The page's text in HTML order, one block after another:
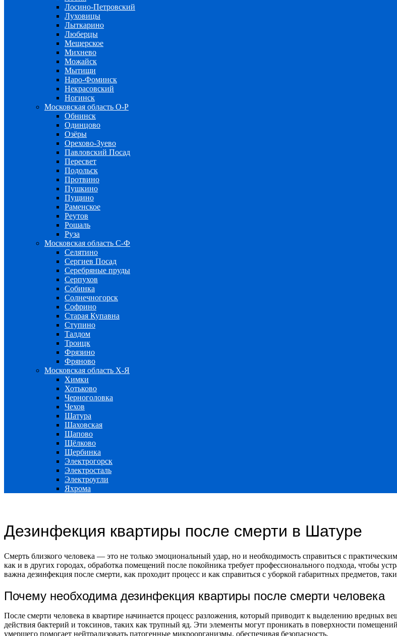
Лосино-Петровский
Луховицы
Лыткарино
Люберцы
Мещерское
Михнево
Можайск
Мытищи
Наро-Фоминск
Некрасовский
Ногинск
Московская область О-Р
Обнинск
Одинцово
Озёры
Орехово-Зуево
Павловский Посад
Пересвет
Подольск
Протвино
Пушкино
Пущино
Раменское
Реутов
Рошаль
Руза
Московская область С-Ф
Селятино
Сергиев Посад
Серебряные пруды
Серпухов
Собинка
Солнечногорск
Софрино
Старая Купавна
Ступино
Талдом
Троицк
Фрязино
Фряново
Московская область Х-Я
Химки
Хотьково
Черноголовка
Чехов
Шатура
Шаховская
Щапово
Щёлково
Щербинка
Электрогорск
Электросталь
Электроугли
Яхрома
Дезинфекция квартиры после смерти в Шатуре
Смерть близкого человека — это не только эмоциональный удар, но и необходимость справиться с
как и в других городах, обработка помещений после покойника требует профессионального подхода, чтобы
важна дезинфекция после смерти, как проходит процесс и как справиться с уборкой габаритных предметов,
Почему необходима дезинфекция квартиры после смерти человека
После смерти человека в квартире начинается процесс разложения, который приводит к выделению вредных
действия бактерий и токсинов, таких как трупный яд. Эти элементы могут проникать в поверхности
умершего помогает нейтрализовать патогенные микроорганизмы, обеспечивая безопасность.